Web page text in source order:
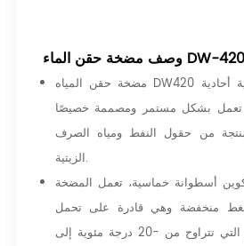
مضخة حقن المياه DW420 هي مضخة ترددية أفقية أحادية
بشكل مستمر ومصممة خصيصًا
من حقول النفط ومياه الصرف
الزيتية.
أسطوانة خماسية، تعمل المضخة
منخفضة وهي قادرة على تحمل
درجات حرارة التشغيل التي تتراوح من -20 درجة مئوية إلى